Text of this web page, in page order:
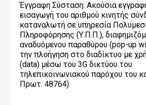
Έγγραφη Σύσταση: Ακούσια
εισαγωγή του αριθμού κινητής
καταναλωτή σε υπηρεσία
Πληροφόρησης (Υ.Π.Π.),
αναδυόμενου παραθύρου (pop-up
την πλοήγηση στο διαδίκτυο με
(data) μέσω του 3G δικτύου του
τηλεπικοινωνιακού παρόχου του
Πρωτ. 48764)